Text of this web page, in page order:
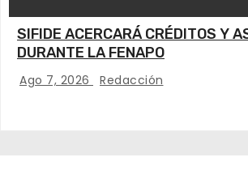
SIFIDE ACERCARÁ CRÉDITOS Y
DURANTE LA FENAPO
Ago 7, 2026 Redacción